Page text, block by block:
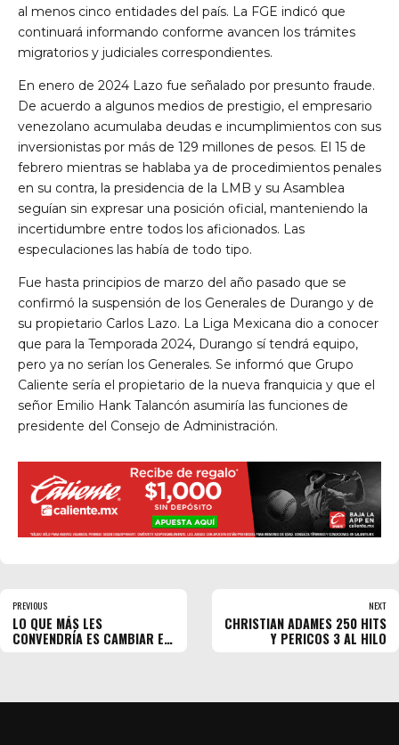
al menos cinco entidades del país. La FGE indicó que
continuará informando conforme avancen los trámites
migratorios y judiciales correspondientes.
En enero de 2024 Lazo fue señalado por presunto fraude.
De acuerdo a algunos medios de prestigio, el empresario
venezolano acumulaba deudas e incumplimientos con sus
inversionistas por más de 129 millones de pesos. El 15 de
febrero mientras se hablaba ya de procedimientos penales
en su contra, la presidencia de la LMB y su Asamblea
seguían sin expresar una posición oficial, manteniendo la
incertidumbre entre todos los aficionados. Las
especulaciones las había de todo tipo.
Fue hasta principios de marzo del año pasado que se
confirmó la suspensión de los Generales de Durango y de
su propietario Carlos Lazo. La Liga Mexicana dio a conocer
que para la Temporada 2024, Durango sí tendrá equipo,
pero ya no serían los Generales. Se informó que Grupo
Caliente sería el propietario de la nueva franquicia y que el
señor Emilio Hank Talancón asumiría las funciones de
presidente del Consejo de Administración.
PREVIOUS
LO QUE MÁS LES
CONVENDRÍA ES CAMBIAR EL
NEXT
CHRISTIAN ADAMES 250 HITS
Y PERICOS 3 AL HILO